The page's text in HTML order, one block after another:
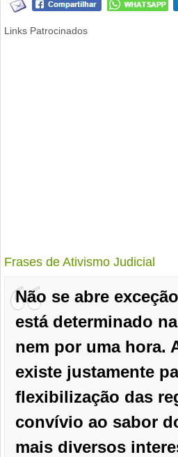
Links Patrocinados
Frases de Ativismo Judicial
Não se abre
está determinado
nem por uma hora.
existe justamente
flexibilização das
convívio ao sabor
mais diversos